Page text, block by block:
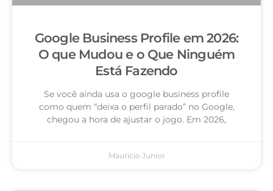
Google Business Profile em 2026:
O que Mudou e o Que Ninguém
Está Fazendo
Se você ainda usa o google business profile
como quem “deixa o perfil parado” no Google,
chegou a hora de ajustar o jogo. Em 2026,
Mauricio Junior